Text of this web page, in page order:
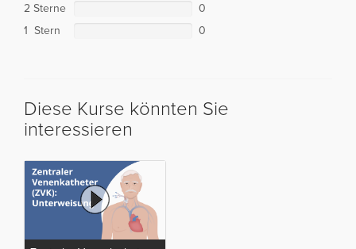
2 Sterne
0
1 Stern
0
Diese Kurse könnten Sie
interessieren